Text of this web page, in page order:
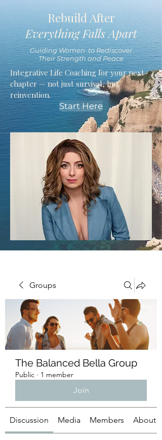
Rebuild After
Everything Falls Apart
Guiding Women to Rediscover
Their Strength and Peace
Integrative Life Coaching for your next
chapter — not just survival, but
reinvention.
Start Here
Groups
The Balanced Bella Group
Public · 1 member
Join
Discussion Media Members About